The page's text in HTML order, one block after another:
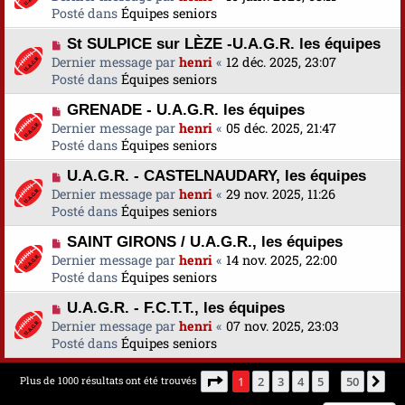
s
a
g
e
u
m
e
s
s
a
g
e
u
v
e
a
u
m
e
s
s
a
g
e
Posté dans Équipes seniors
N
o
u
v
e
a
u
m
e
s
s
a
g
e
St SULPICE sur LÈZE -U.A.G.R. les équipes
Dernier message par henri « 12 déc. 2025, 23:07
Posté dans Équipes seniors
N
o
u
v
e
a
u
m
e
s
s
a
g
e
GRENADE - U.A.G.R. les équipes
Dernier message par henri « 05 déc. 2025, 21:47
Posté dans Équipes seniors
N
o
u
v
e
a
u
m
e
s
s
a
g
U.A.G.R. - CASTELNAUDARY, les équipes
Dernier message par henri « 29 nov. 2025, 11:26
Posté dans Équipes seniors
N
o
u
v
e
a
u
m
e
SAINT GIRONS / U.A.G.R., les équipes
Dernier message par henri « 14 nov. 2025, 22:00
Posté dans Équipes seniors
N
o
u
v
e
U.A.G.R. - F.C.T.T., les équipes
Dernier message par henri « 07 nov. 2025, 23:03
Posté dans Équipes seniors
Plus de 1000 résultats ont été trouvés Page 1sur50
1 2 3 4 5 50